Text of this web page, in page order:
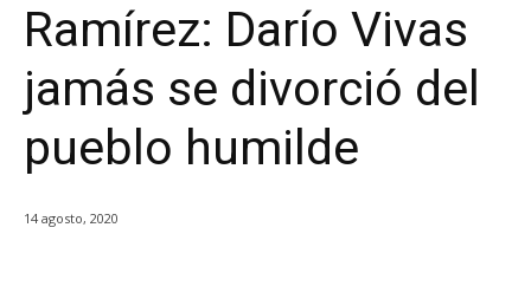
Ramírez: Darío Vivas
jamás se divorció del
pueblo humilde
14 agosto, 2020